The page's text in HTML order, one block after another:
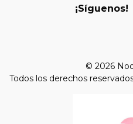
¡Síguenos!
© 2026
Todos los derechos